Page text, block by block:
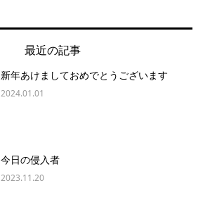
最近の記事
新年あけましておめでとうございます
2024.01.01
今日の侵入者
2023.11.20